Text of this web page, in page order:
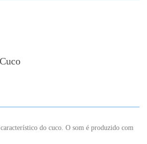
do cuco. O som é produzido com